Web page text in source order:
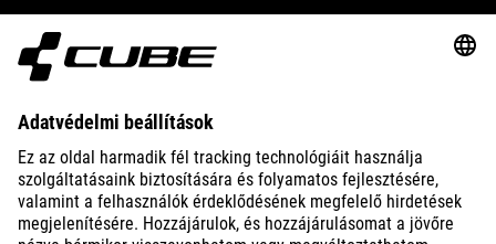
ABOUT US
EXPLORE